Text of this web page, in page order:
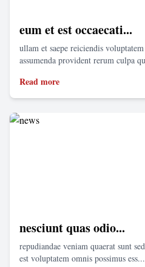
eum et est occaecati...
ullam et saepe reiciendis
assumenda provident rerum culpa
Read more
nesciunt quas odio...
repudiandae veniam quaerat sunt
est voluptatem omnis possimus ess...